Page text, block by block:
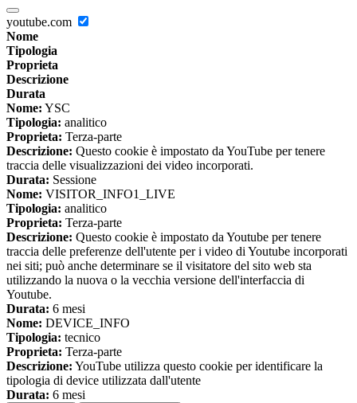
youtube.com
Nome
Tipologia
Proprieta
Descrizione
Durata
Nome: YSC
Tipologia: analitico
Proprieta: Terza-parte
Descrizione: Questo cookie è impostato da YouTube per tenere
traccia delle visualizzazioni dei video incorporati.
Durata: Sessione
Nome: VISITOR_INFO1_LIVE
Tipologia: analitico
Proprieta: Terza-parte
Descrizione: Questo cookie è impostato da Youtube per tenere
traccia delle preferenze dell'utente per i video di Youtube incorporati
nei siti; può anche determinare se il visitatore del sito web sta
utilizzando la nuova o la vecchia versione dell'interfaccia di
Youtube.
Durata: 6 mesi
Nome: DEVICE_INFO
Tipologia: tecnico
Proprieta: Terza-parte
Descrizione: YouTube utilizza questo cookie per identificare la
tipologia di device utilizzata dall'utente
Durata: 6 mesi